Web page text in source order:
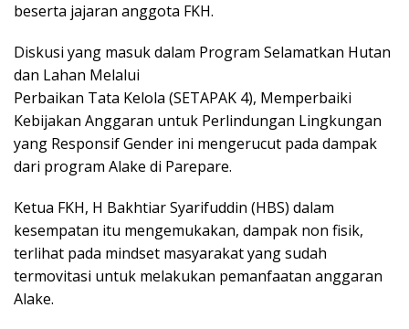
beserta jajaran anggota FKH.
Diskusi yang masuk dalam Program Selamatkan Hutan
dan Lahan Melalui
Perbaikan Tata Kelola (SETAPAK 4), Memperbaiki
Kebijakan Anggaran untuk Perlindungan Lingkungan
yang Responsif Gender ini mengerucut pada dampak
dari program Alake di Parepare.
Ketua FKH, H Bakhtiar Syarifuddin (HBS) dalam
kesempatan itu mengemukakan, dampak non fisik,
terlihat pada mindset masyarakat yang sudah
termovitasi untuk melakukan pemanfaatan anggaran
Alake.